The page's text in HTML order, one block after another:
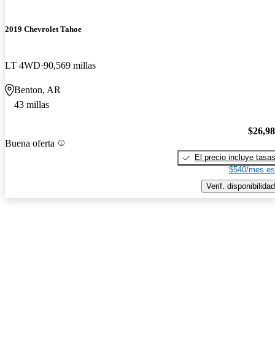
2019 Chevrolet Tahoe
LT 4WD 90,569 millas
Benton, AR
43 millas
Buena oferta
El precio incluye tasas
$540/mes
Verif. disponibilidad